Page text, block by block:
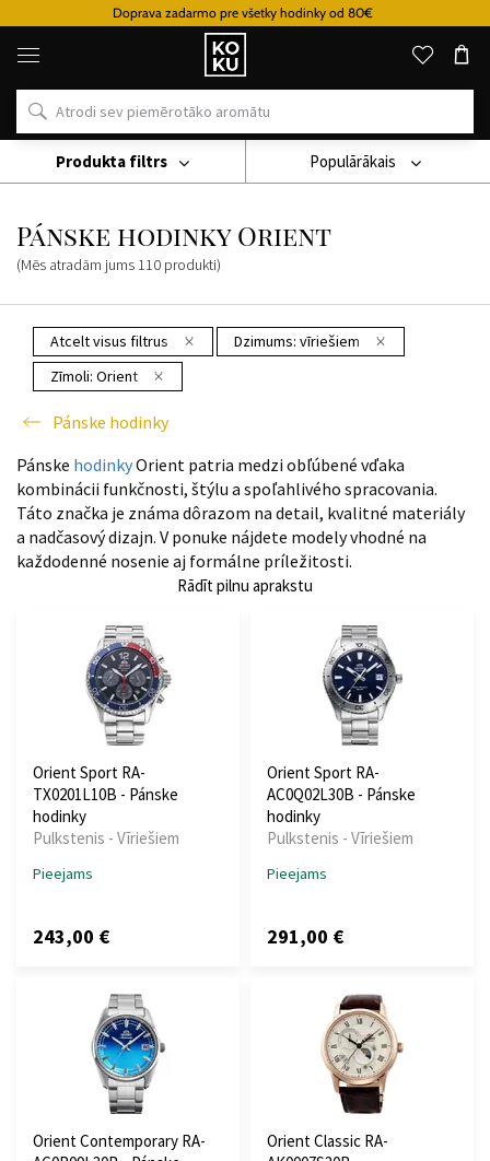
Doprava zadarmo pre všetky hodinky od 80€
Oriģinālie
parfimērijas
izstrādājumi
un
pulksteņi
vietā
Pulkstenis
Pánske Hodinky Pánske Hodinky Orient
Pánske hodinky Orient
(Mēs atradām jums 110 produkti)
Populārākais
Atcelt visus filtrus Dzimums: vīriešiem
Zīmoli: Orient
Pánske hodinky
Produkta filtrs
Pánske hodinkyOrient patria medzi obľúbené vďaka
kombinácii funkčnosti, štýlu a spoľahlivého spracovania.
Táto značka je známa dôrazom na detail, kvalitné materiály
a nadčasový dizajn. V ponuke nájdete modely vhodné na
každodenné nosenie aj formálne príležitosti.
Rādīt pilnu aprakstu
Orient Sport RA-
TX0201L10B - Pánske
hodinky
Pulkstenis - Vīriešiem
Pieejams
243,00 €
Orient Sport RA-
AC0Q02L30B - Pánske
hodinky
Pulkstenis - Vīriešiem
Pieejams
291,00 €
Orient Contemporary RA-
Orient Classic RA-